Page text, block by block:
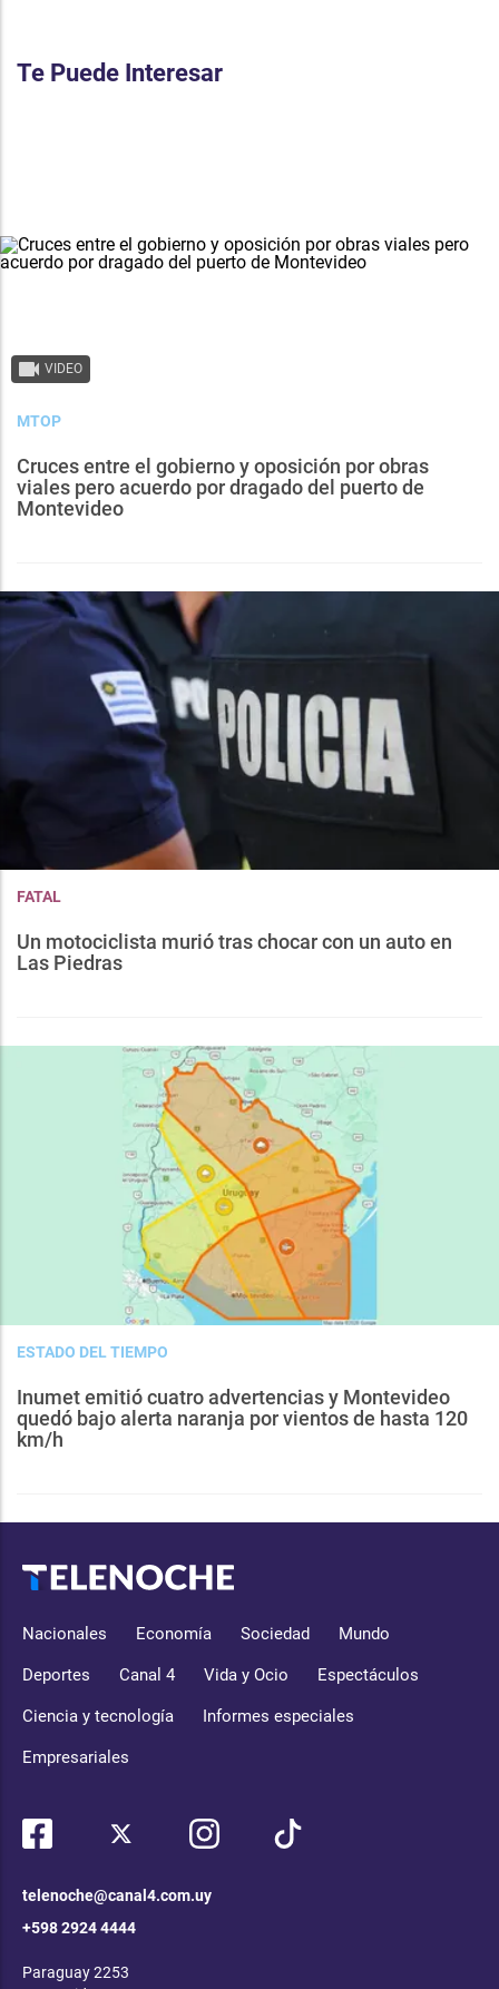
Te Puede Interesar
VIDEO
MTOP
Cruces entre el gobierno y oposición por obras
viales pero acuerdo por dragado del puerto de
Montevideo
FATAL
Un motociclista murió tras chocar con un auto en
Las Piedras
ESTADO DEL TIEMPO
Inumet emitió cuatro advertencias y Montevideo
quedó bajo alerta naranja por vientos de hasta 120
km/h
Nacionales Economía Sociedad Mundo
Deportes Canal 4 Vida y Ocio Espectáculos
Ciencia y tecnología Informes especiales
Empresariales
telenoche@canal4.com.uy
+598 2924 4444
Paraguay 2253